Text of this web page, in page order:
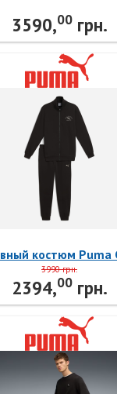
3590,00грн.
костюм Puma
68817601 Puma
3990 грн.
2394,00грн.